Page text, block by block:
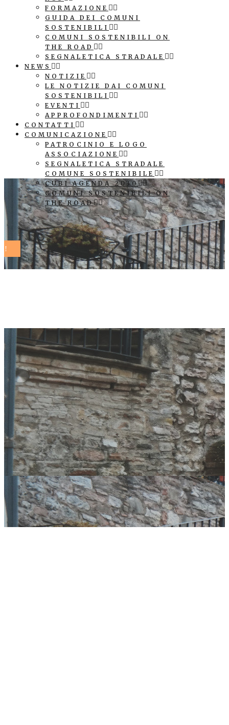
FORMAZIONE
GUIDA DEI COMUNI
SOSTENIBILI
COMUNI SOSTENIBILI ON
THE ROAD
SEGNALETICA STRADALE
NEWS
NOTIZIE
LE NOTIZIE DAI COMUNI
SOSTENIBILI
EVENTI
APPROFONDIMENTI
CONTATTI
COMUNICAZIONE
PATROCINIO E LOGO
ASSOCIAZIONE
SEGNALETICA STRADALE
COMUNE SOSTENIBILE
CUBI AGENDA 2030
COMUNI SOSTENIBILI ON
THE ROAD